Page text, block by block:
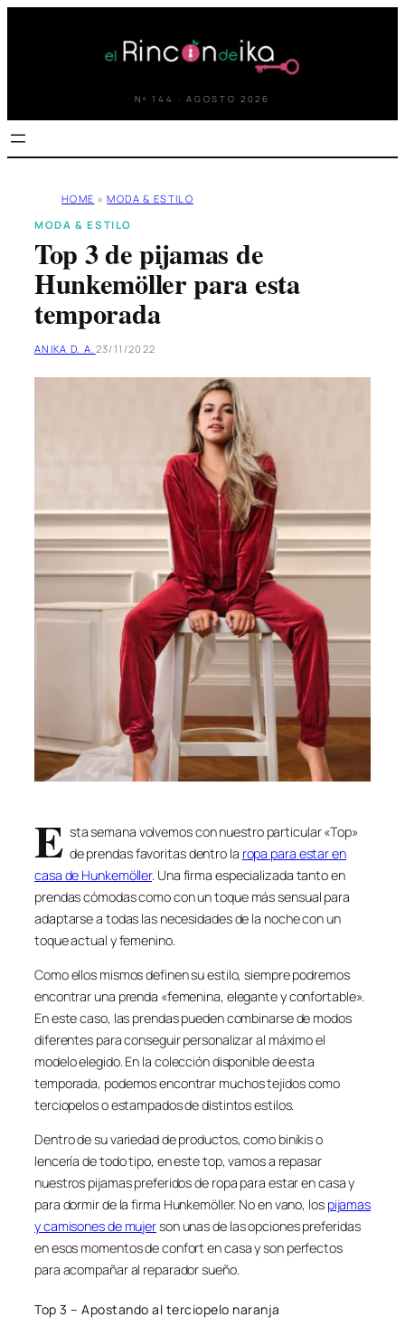
Nº 144 · AGOSTO 2026
HOME » MODA & ESTILO
MODA & ESTILO
Top 3 de pijamas de
Hunkemöller para esta
temporada
ANIKA D. A. 23/11/2022
E sta semana volvemos con nuestro particular «Top»
de prendas favoritas dentro la ropa para estar en
casa de Hunkemöller. Una firma especializada tanto en
prendas cómodas como con un toque más sensual para
adaptarse a todas las necesidades de la noche con un
toque actual y femenino.
Como ellos mismos definen su estilo, siempre podremos
encontrar una prenda «femenina, elegante y confortable».
En este caso, las prendas pueden combinarse de modos
diferentes para conseguir personalizar al máximo el
modelo elegido. En la colección disponible de esta
temporada, podemos encontrar muchos tejidos como
terciopelos o estampados de distintos estilos.
Dentro de su variedad de productos, como binikis o
lencería de todo tipo, en este top, vamos a repasar
nuestros pijamas preferidos de ropa para estar en casa y
para dormir de la firma Hunkemöller. No en vano, los pijamas
y camisones de mujerson unas de las opciones preferidas
en esos momentos de confort en casa y son perfectos
para acompañar al reparador sueño.
Top 3 – Apostando al terciopelo naranja